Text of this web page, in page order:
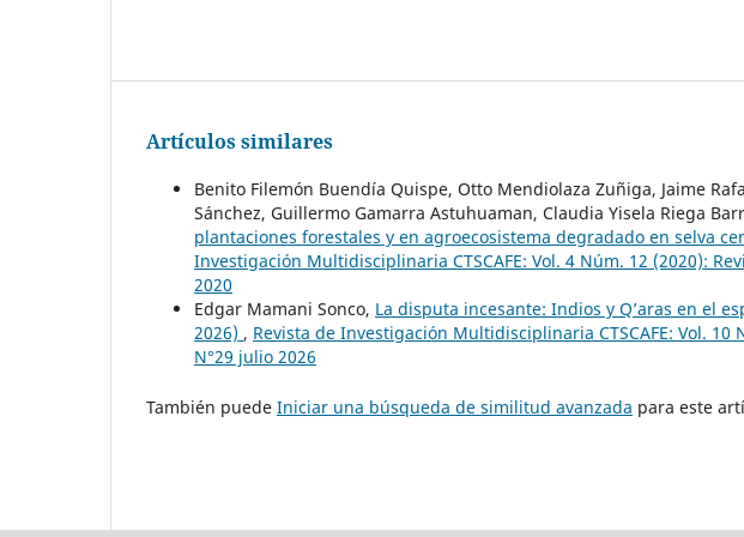
Artículos similares
Benito Filemón Buendía Quispe, Otto Mendiolaza Zuñiga, Jaime
Sánchez, Guillermo Gamarra Astuhuaman, Claudia Yisela Riega
plantaciones forestales y en agroecosistema degradado en selva
Investigación Multidisciplinaria CTSCAFE: Vol. 4 Núm. 12 (2020):
2020
Edgar Mamani Sonco, La disputa incesante: Indios y Q’aras en el
2026) , Revista de Investigación Multidisciplinaria CTSCAFE: Vol. 10
N°29 julio 2026
También puede Iniciar una búsqueda de similitud avanzada para este